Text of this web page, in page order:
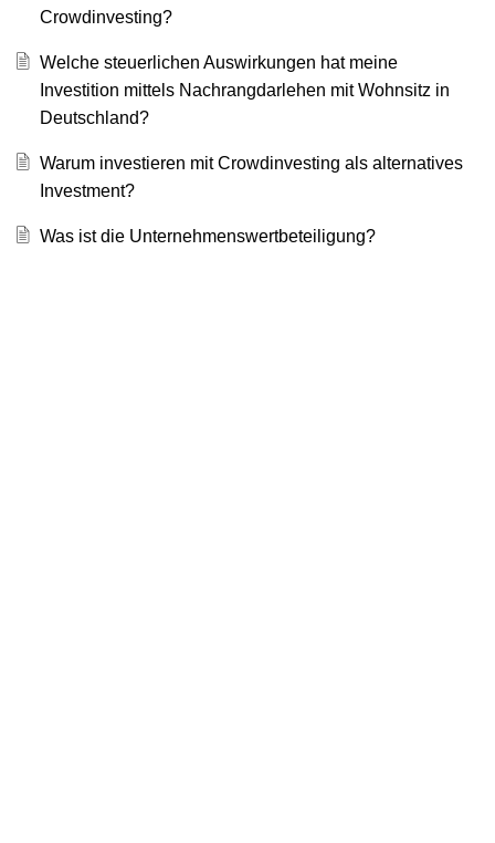
Crowdinvesting?
Welche steuerlichen Auswirkungen hat meine
Investition mittels Nachrangdarlehen mit Wohnsitz in
Deutschland?
Warum investieren mit Crowdinvesting als alternatives
Investment?
Was ist die Unternehmenswertbeteiligung?